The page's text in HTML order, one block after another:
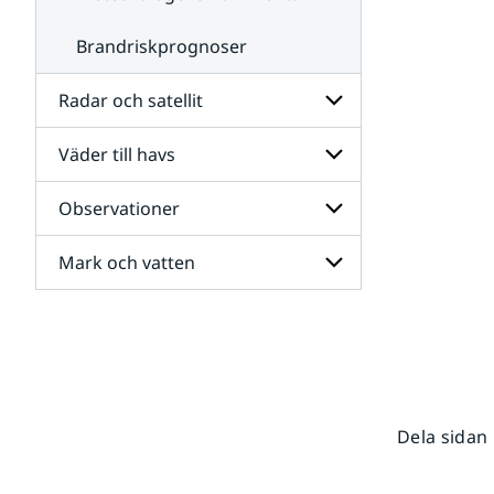
Brandriskprognoser
Radar och satellit
Undersidor
för
Radar
och
satellit
Väder till havs
Undersidor
för
Väder
till
havs
Observationer
Undersidor
för
Mark och vatten
Dela sidan